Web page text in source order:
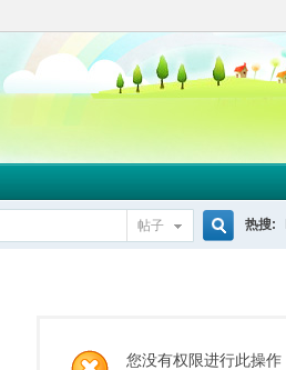
帖子
索
热搜:
您没有权限进行此操作